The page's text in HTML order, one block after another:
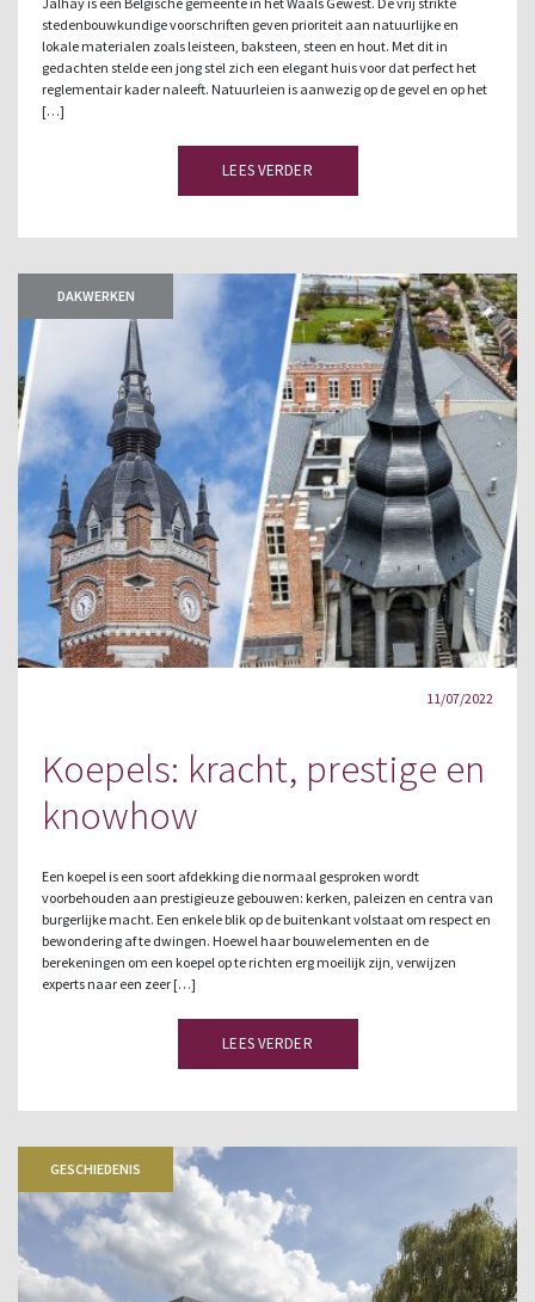
stedenbouwkundige voorschriften geven prioriteit aan natuurlijke en
lokale materialen zoals leisteen, baksteen, steen en hout. Met dit in
gedachten stelde een jong stel zich een elegant huis voor dat perfect het
reglementair kader naleeft. Natuurleien is aanwezig op de gevel en op het
[…]
LEES VERDER
DAKWERKEN
11/07/2022
Koepels: kracht, prestige en
knowhow
Een koepel is een soort afdekking die normaal gesproken wordt
voorbehouden aan prestigieuze gebouwen: kerken, paleizen en centra van
burgerlijke macht. Een enkele blik op de buitenkant volstaat om respect en
bewondering af te dwingen. Hoewel haar bouwelementen en de
berekeningen om een koepel op te richten erg moeilijk zijn, verwijzen
experts naar een zeer […]
LEES VERDER
GESCHIEDENIS